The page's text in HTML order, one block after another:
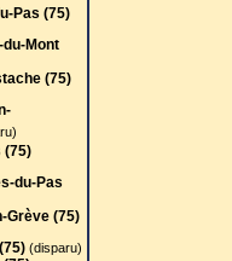
Pas (75)
Mont
(75)
(75)
du-Pas
Grève (75)
(disparu)